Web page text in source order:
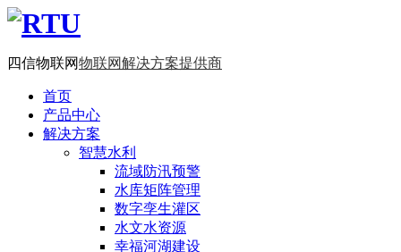
四信物联网物联网解决方案提供商
首页
产品中心
解决方案
智慧水利
流域防汛预警
水库矩阵管理
数字孪生灌区
水文水资源
幸福河湖建设